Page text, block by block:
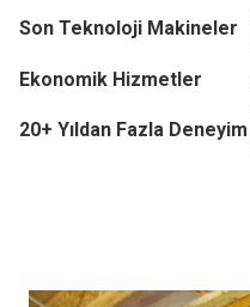
Son Teknoloji Makineler
Ekonomik Hizmetler
20+ Yıldan Fazla Deneyim